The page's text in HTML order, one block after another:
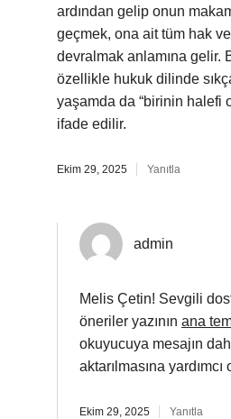
ardından gelip onun
geçmek, ona ait tüm hak
devralmak anlamına gelir.
özellikle hukuk dilinde
yaşamda da “birinin halefi
ifade edilir.
Ekim 29, 2025 Yanıtla
admin
Melis Çetin! Sevgili
öneriler yazının ana
okuyucuya mesajın
aktarılmasına yardımcı
Ekim 29, 2025 Yanıtla